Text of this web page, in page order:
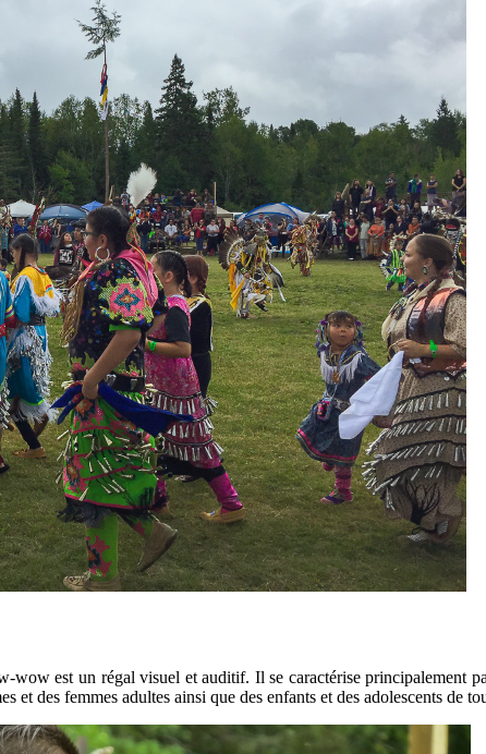
wow est un régal visuel et auditif. Il se caractérise principalement
et des femmes adultes ainsi que des enfants et des adolescents de